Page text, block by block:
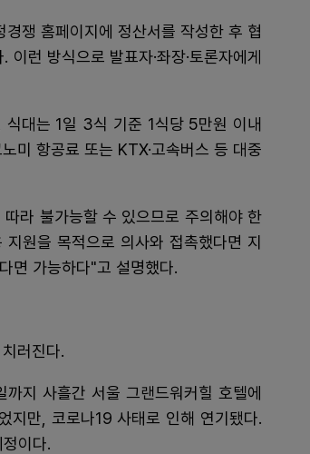
경쟁 홈페이지에 정산서를 작성한 후 협
런 방식으로 발표자·좌장·토론자에게
대는 1일 3식 기준 1식당 5만원 이내
미 항공료 또는 KTX·고속버스 등 대중
라 불가능할 수 있으므로 주의해야 한
원을 목적으로 의사와 접촉했다면 지
면 가능하다"고 설명했다.
러진다.
지 사흘간 서울 그랜드워커힐 호텔에
지만, 코로나19 사태로 인해 연기됐다.
이다.